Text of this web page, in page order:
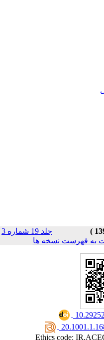
جلد 19 شماره 3
فهرست نسخه ها
Ethics code: